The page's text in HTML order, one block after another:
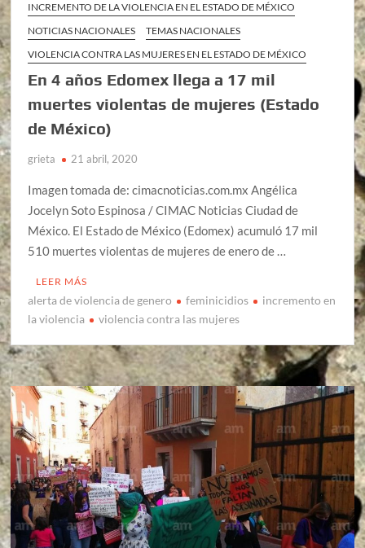
INCREMENTO DE LA VIOLENCIA EN EL ESTADO DE MÉXICO
NOTICIAS NACIONALES
TEMAS NACIONALES
VIOLENCIA CONTRA LAS MUJERES EN EL ESTADO DE MÉXICO
En 4 años Edomex llega a 17 mil
muertes violentas de mujeres (Estado
de México)
grieta 21 abril, 2020
Imagen tomada de: cimacnoticias.com.mx Angélica
Jocelyn Soto Espinosa / CIMAC Noticias Ciudad de
México. El Estado de México (Edomex) acumuló 17 mil
510 muertes violentas de mujeres de enero de …
LEER MÁS
alerta de violencia de genero feminicidios
incremento en
la violencia
violencia contra las mujeres